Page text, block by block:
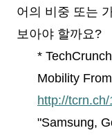
어의 비중 또는
보아야 할까요?
*
Mobility
http://
"Samsung,